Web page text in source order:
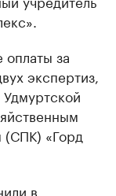
за
экспертиз,
(СПК) «Горд
в